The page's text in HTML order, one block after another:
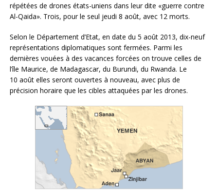
répétées de drones états-uniens dans leur dite «guerre contre
Al-Qaida». Trois, pour le seul jeudi 8 août, avec 12 morts.
Selon le Département d’Etat, en date du 5 août 2013, dix-neuf
représentations diplomatiques sont fermées. Parmi les
dernières vouées à des vacances forcées on trouve celles de
l’île Maurice, de Madagascar, du Burundi, du Rwanda. Le
10 août elles seront ouvertes à nouveau, avec plus de
précision horaire que les cibles attaquées par les drones.